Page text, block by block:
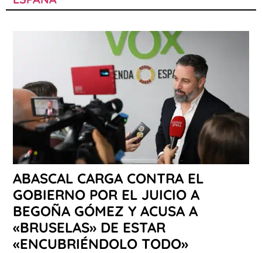
ABASCAL CARGA CONTRA EL
GOBIERNO POR EL JUICIO A
BEGOÑA GÓMEZ Y ACUSA A
«BRUSELAS» DE ESTAR
«ENCUBRIÉNDOLO TODO»